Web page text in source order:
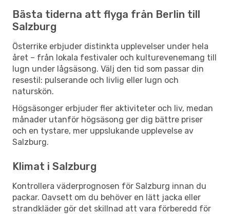
Bästa tiderna att flyga från Berlin till
Salzburg
Österrike erbjuder distinkta upplevelser under hela
året – från lokala festivaler och kulturevenemang till
lugn under lågsäsong. Välj den tid som passar din
resestil: pulserande och livlig eller lugn och
naturskön.
Högsäsonger erbjuder fler aktiviteter och liv, medan
månader utanför högsäsong ger dig bättre priser
och en tystare, mer uppslukande upplevelse av
Salzburg.
Klimat i Salzburg
Kontrollera väderprognosen för Salzburg innan du
packar. Oavsett om du behöver en lätt jacka eller
strandkläder gör det skillnad att vara förberedd för